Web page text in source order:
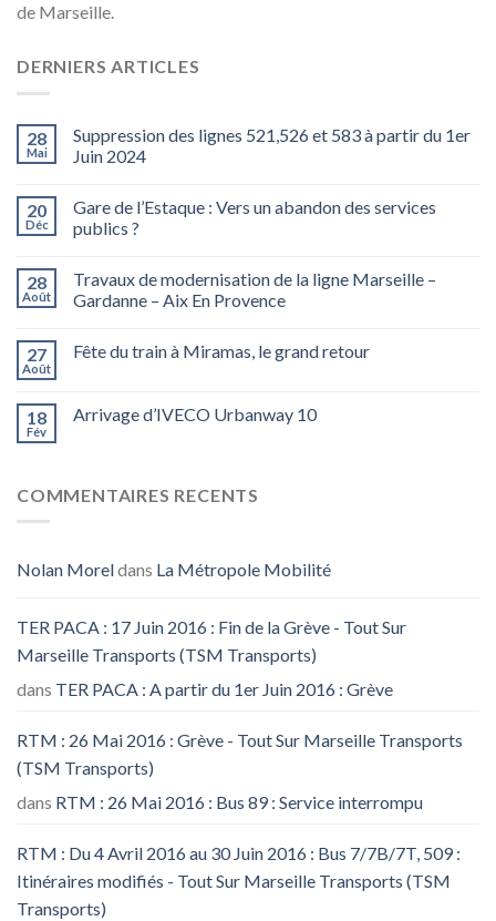
de Marseille.
DERNIERS ARTICLES
28
Mai
Suppression des lignes 521,526 et 583 à partir du 1er
Juin 2024
20
Déc
Gare de l’Estaque : Vers un abandon des services
publics ?
28
Août
Travaux de modernisation de la ligne Marseille –
Gardanne – Aix En Provence
27
Août
Fête du train à Miramas, le grand retour
18
Fév
Arrivage d’IVECO Urbanway 10
COMMENTAIRES RECENTS
Nolan Moreldans La Métropole Mobilité
TER PACA : 17 Juin 2016 : Fin de la Grève - Tout Sur
Marseille Transports (TSM Transports)
dans TER PACA : A partir du 1er Juin 2016 : Grève
RTM : 26 Mai 2016 : Grève - Tout Sur Marseille Transports
(TSM Transports)
dans RTM : 26 Mai 2016 : Bus 89 : Service interrompu
RTM : Du 4 Avril 2016 au 30 Juin 2016 : Bus 7/7B/7T, 509 :
Itinéraires modifiés - Tout Sur Marseille Transports (TSM
Transports)